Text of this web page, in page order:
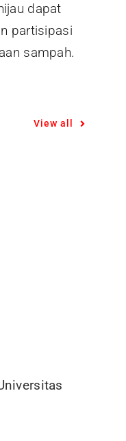
dapat
partisipasi
sampah.
View all